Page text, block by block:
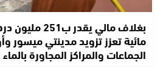
بغلاف مالي
مائية تعزز تزويد مدينتي ميسور
الجماعات والمراكز المجاورة